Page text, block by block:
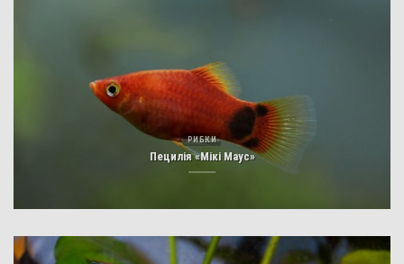
РИБКИ
Пецилія «Мікі Маус»